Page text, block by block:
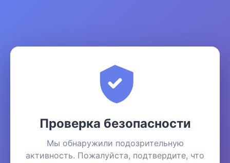
Проверка безопасности
Мы обнаружили подозрительную
активность. Пожалуйста, подтвердите, что